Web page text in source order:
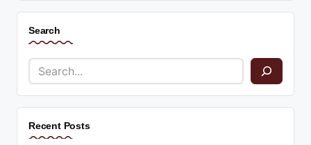
Search
Recent Posts